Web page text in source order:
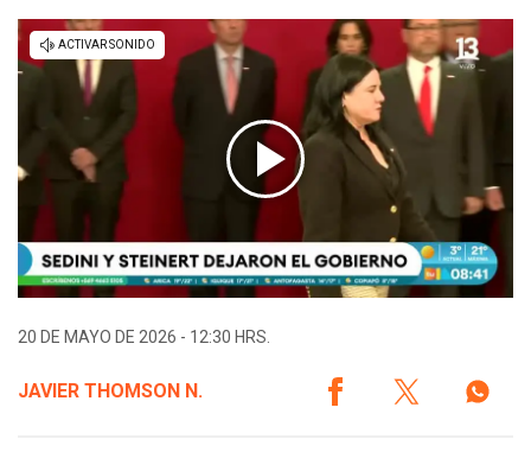
20 DE MAYO DE 2026 - 12:30 HRS.
JAVIER THOMSON N.